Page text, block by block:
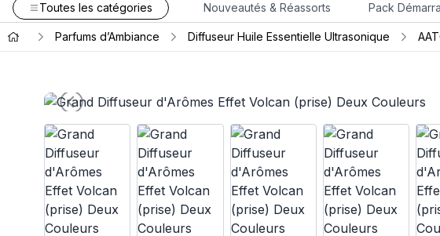
Toutes les catégories Nouveautés & Réassorts Pack
Parfums d’Ambiance Diffuseur Huile Essentielle Ultrasonique